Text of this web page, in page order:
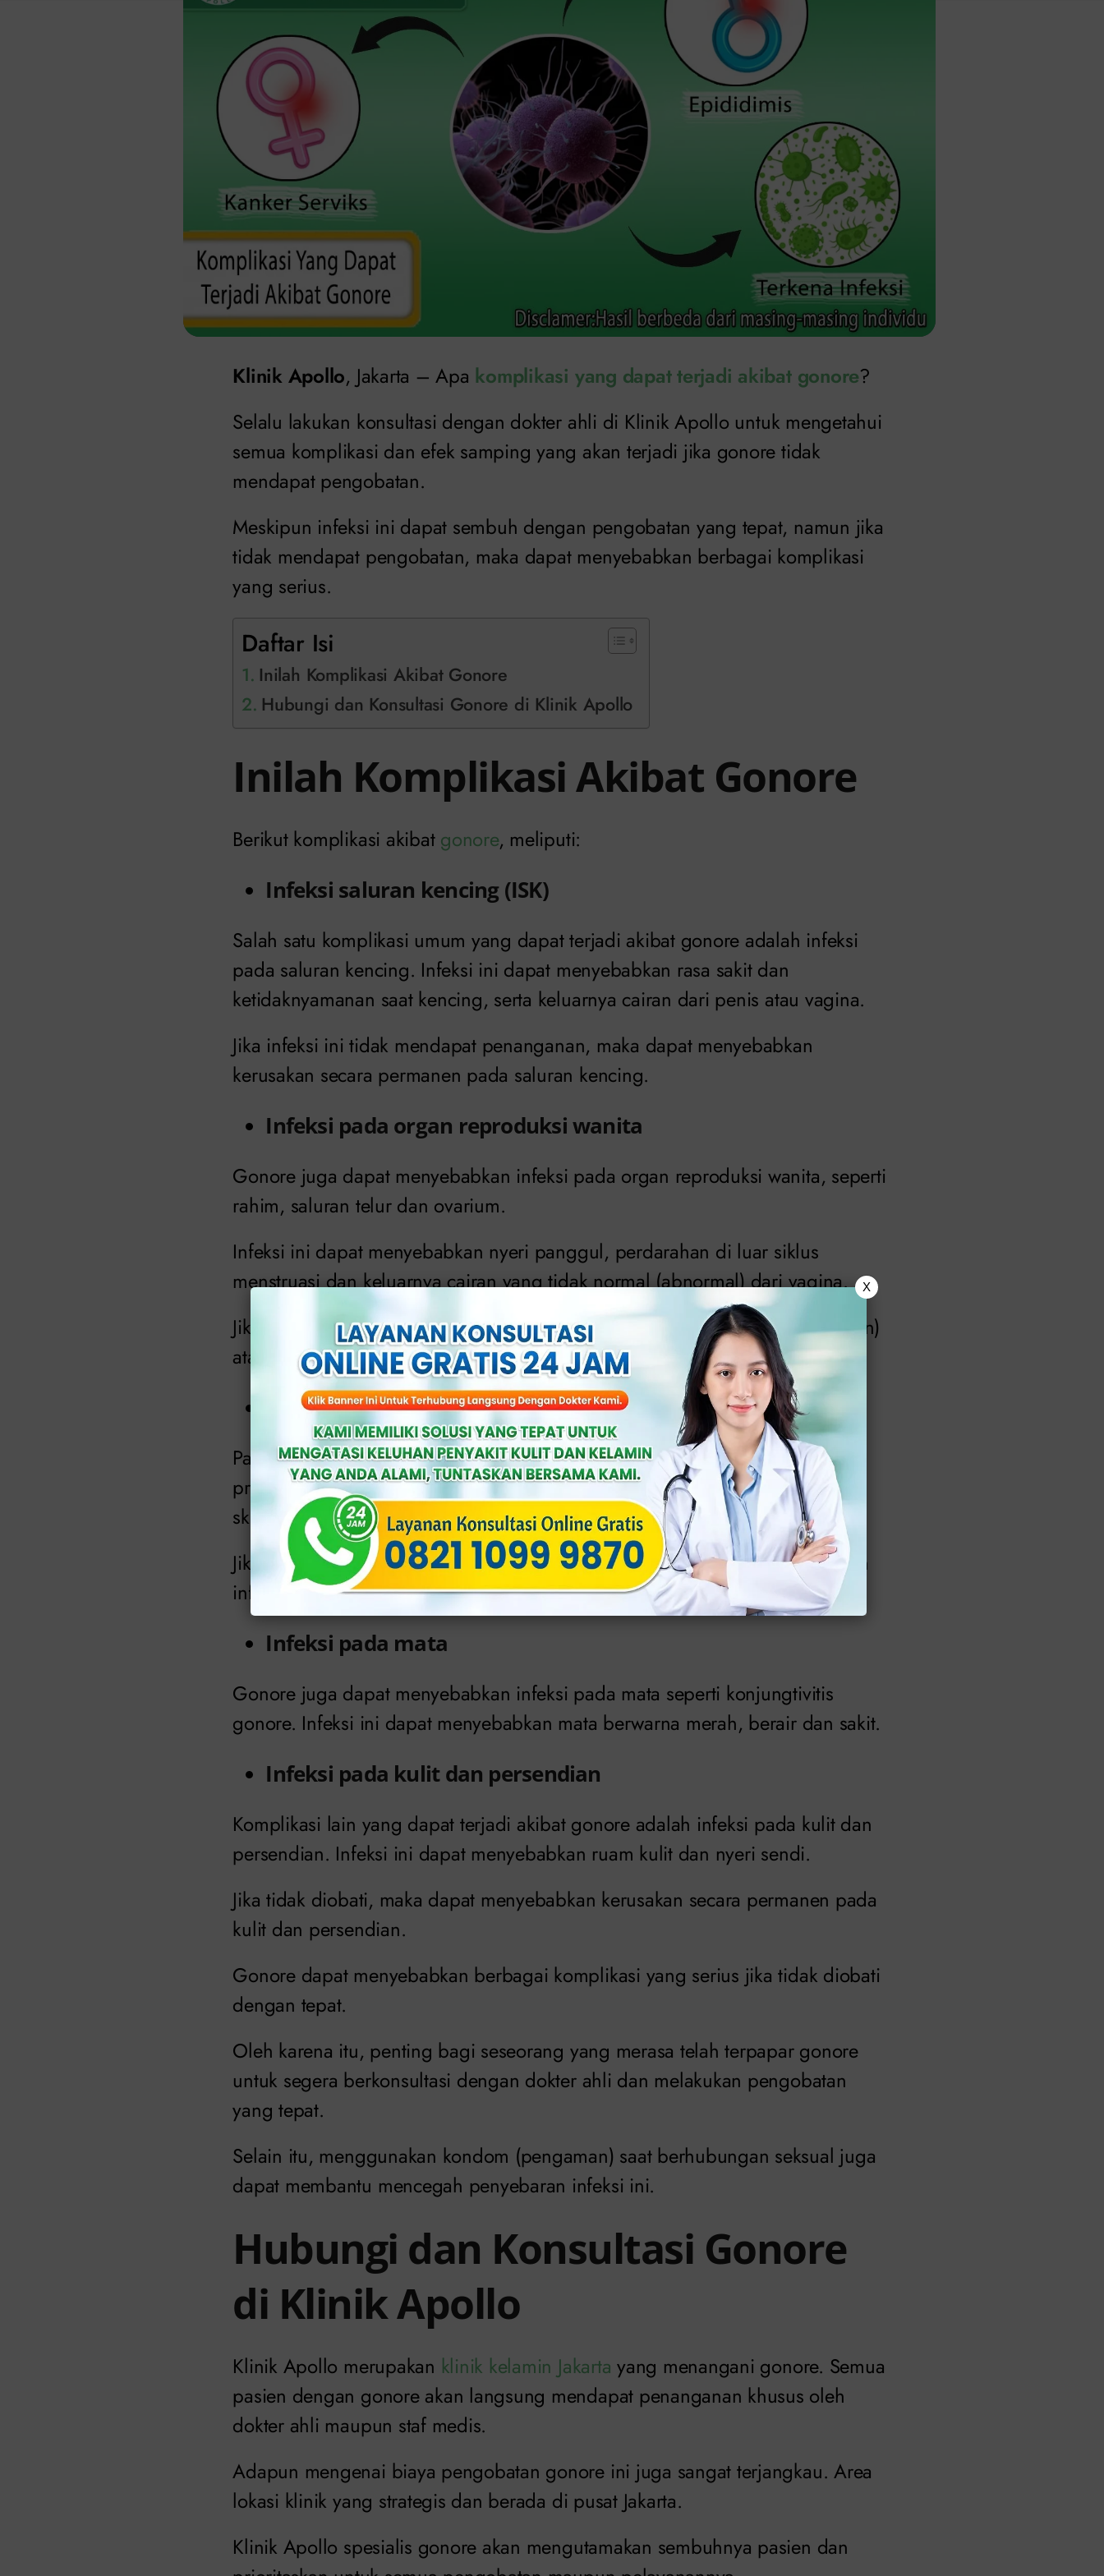
Klinik Apollo, Jakarta – Apa komplikasi yang dapat terjadi akibat gonore?
Selalu lakukan konsultasi dengan dokter ahli di Klinik Apollo untuk mengetahui
semua komplikasi dan efek samping yang akan terjadi jika gonore tidak
mendapat pengobatan.
Meskipun infeksi ini dapat sembuh dengan pengobatan yang tepat, namun jika
tidak mendapat pengobatan, maka dapat menyebabkan berbagai komplikasi
yang serius.
Daftar Isi
Inilah Komplikasi Akibat Gonore
Hubungi dan Konsultasi Gonore di Klinik Apollo
Inilah Komplikasi Akibat Gonore
Berikut komplikasi akibat gonore, meliputi:
Infeksi saluran kencing (ISK)
Salah satu komplikasi umum yang dapat terjadi akibat gonore adalah infeksi
pada saluran kencing. Infeksi ini dapat menyebabkan rasa sakit dan
ketidaknyamanan saat kencing, serta keluarnya cairan dari penis atau vagina.
Jika infeksi ini tidak mendapat penanganan, maka dapat menyebabkan
kerusakan secara permanen pada saluran kencing.
Infeksi pada organ reproduksi wanita
Gonore juga dapat menyebabkan infeksi pada organ reproduksi wanita, seperti
rahim, saluran telur dan ovarium.
Infeksi ini dapat menyebabkan nyeri panggul, perdarahan di luar siklus
menstruasi dan keluarnya cairan yang tidak normal (abnormal) dari vagina.
Jika infeksi ini tidak diobati, maka dapat menyebabkan infertilitas (kemandulan)
atau bahkan kematian.
Infeksi pada organ reproduksi pria
Pada pria, gonore dapat menyebabkan infeksi pada uretra, epididimis dan
prostat. Infeksi ini dapat menyebabkan nyeri panggul, pembengkakan pada
skrotum dan keluarnya cairan dari penis.
Jika infeksi ini tidak segera mendapat pengobatan, maka dapat menyebabkan
infertilitas atau bahkan kematian.
Infeksi pada mata
Gonore juga dapat menyebabkan infeksi pada mata seperti konjungtivitis
gonore. Infeksi ini dapat menyebabkan mata berwarna merah, berair dan sakit.
Infeksi pada kulit dan persendian
Komplikasi lain yang dapat terjadi akibat gonore adalah infeksi pada kulit dan
persendian. Infeksi ini dapat menyebabkan ruam kulit dan nyeri sendi.
Jika tidak diobati, maka dapat menyebabkan kerusakan secara permanen pada
kulit dan persendian.
Gonore dapat menyebabkan berbagai komplikasi yang serius jika tidak diobati
dengan tepat.
Oleh karena itu, penting bagi seseorang yang merasa telah terpapar gonore
untuk segera berkonsultasi dengan dokter ahli dan melakukan pengobatan
yang tepat.
Selain itu, menggunakan kondom (pengaman) saat berhubungan seksual juga
dapat membantu mencegah penyebaran infeksi ini.
Hubungi dan Konsultasi Gonore
di Klinik Apollo
Klinik Apollo merupakan klinik kelamin Jakarta yang menangani gonore. Semua
pasien dengan gonore akan langsung mendapat penanganan khusus oleh
dokter ahli maupun staf medis.
Adapun mengenai biaya pengobatan gonore ini juga sangat terjangkau. Area
lokasi klinik yang strategis dan berada di pusat Jakarta.
Klinik Apollo spesialis gonore akan mengutamakan sembuhnya pasien dan
X